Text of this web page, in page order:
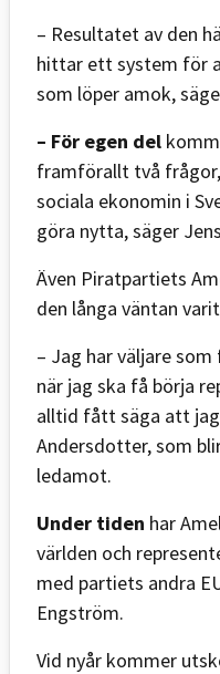
– Resultatet av den
hittar ett system för
som löper amok,
– För egen del
framförallt två
sociala ekonomin i
göra nytta, säger
Även Piratpartiets
den långa väntan
– Jag har väljare
när jag ska få börja
alltid fått säga att
Andersdotter, som
ledamot.
Under tiden har
världen och
med partiets andra
Engström.
Vid nyår kommer